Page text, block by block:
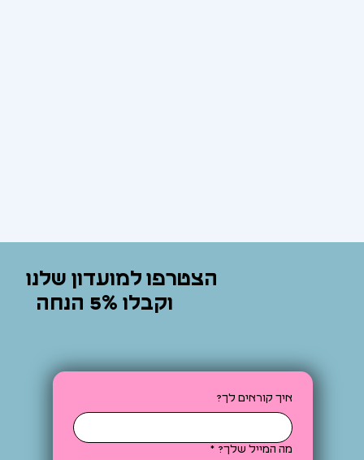
הצטרפו למועדון שלנו
וקבלו 5% הנחה
איך קוראים לך?
מה המייל שלך? *